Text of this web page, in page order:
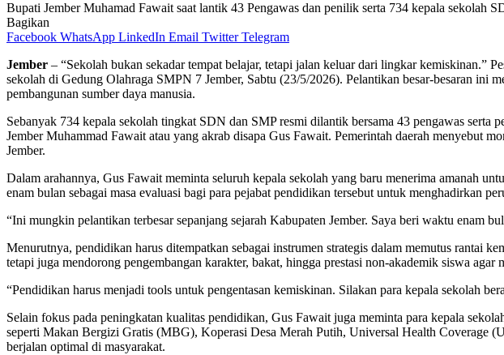
Bupati Jember Muhamad Fawait saat lantik 43 Pengawas dan penilik serta 734 kepala sekolah
Bagikan
Facebook WhatsApp LinkedIn Email Twitter Telegram
Jember – “Sekolah bukan sekadar tempat belajar, tetapi jalan keluar dari lingkar kemiskinan.”
sekolah di Gedung Olahraga SMPN 7 Jember, Sabtu (23/5/2026). Pelantikan besar-besaran ini
pembangunan sumber daya manusia.
Sebanyak 734 kepala sekolah tingkat SDN dan SMP resmi dilantik bersama 43 pengawas
Jember Muhammad Fawait atau yang akrab disapa Gus Fawait. Pemerintah daerah menyebut
Jember.
Dalam arahannya, Gus Fawait meminta seluruh kepala sekolah yang baru menerima amanah
enam bulan sebagai masa evaluasi bagi para pejabat pendidikan tersebut untuk menghadirkan
“Ini mungkin pelantikan terbesar sepanjang sejarah Kabupaten Jember. Saya beri waktu enam
Menurutnya, pendidikan harus ditempatkan sebagai instrumen strategis dalam memutus rantai
tetapi juga mendorong pengembangan karakter, bakat, hingga prestasi non-akademik siswa
“Pendidikan harus menjadi tools untuk pengentasan kemiskinan. Silakan para kepala sekolah
Selain fokus pada peningkatan kualitas pendidikan, Gus Fawait juga meminta para kepala
seperti Makan Bergizi Gratis (MBG), Koperasi Desa Merah Putih, Universal Health Coverage
berjalan optimal di masyarakat.